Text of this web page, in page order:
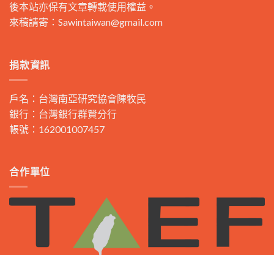
後本站亦保有文章轉載使用權益。
來稿請寄： Sawintaiwan@gmail.com
捐款資訊
戶名：台灣南亞研究協會陳牧民
銀行：台灣銀行群賢分行
帳號：162001007457
合作單位